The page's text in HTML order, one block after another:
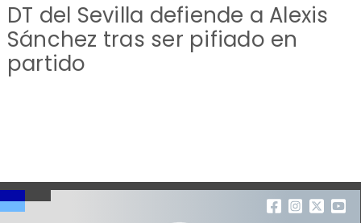
DT del Sevilla defiende a Alexis
Sánchez tras ser pifiado en
partido